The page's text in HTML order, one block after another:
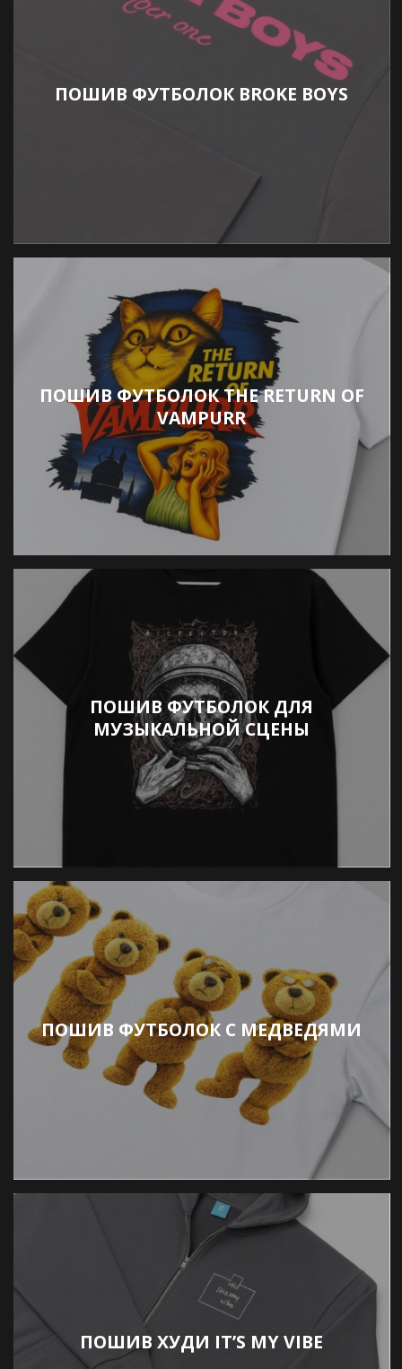
ПОШИВ ФУТБОЛОК BROKE BOYS
ПОШИВ ФУТБОЛОК THE RETURN OF
VAMPURR
ПОШИВ ФУТБОЛОК ДЛЯ
МУЗЫКАЛЬНОЙ СЦЕНЫ
ПОШИВ ФУТБОЛОК С МЕДВЕДЯМИ
ПОШИВ ХУДИ IT’S MY VIBE